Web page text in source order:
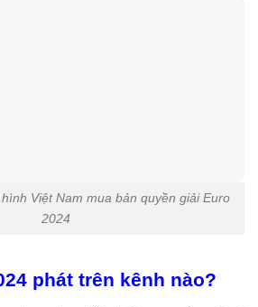
Việt Nam mua bản quyền giải Euro
2024
phát trên kênh nào?